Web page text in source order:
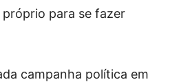
para se fazer
campanha política em